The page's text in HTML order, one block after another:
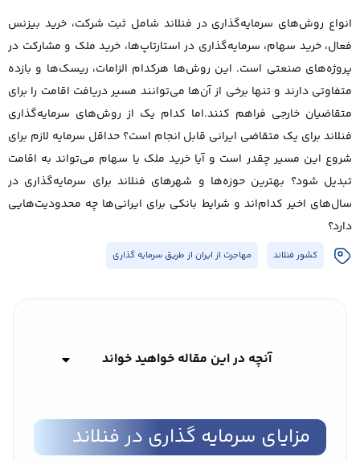
انواع روش‌های سرمایه‌گذاری در فنلاند شامل ثبت شرکت، خرید بیزنس
فعال، خرید سهام، سرمایه‌گذاری در استارتاپ‌ها، خرید ملک و مشارکت در
پروژه‌های صنعتی است. این روش‌ها هرکدام الزامات، ریسک‌ها و بازده
متفاوتی دارند و تنها برخی از آن‌ها می‌توانند مسیر دریافت اقامت را برای
متقاضیان خارجی فراهم کنند.اما کدام یک از روش‌های سرمایه‌گذاری
فنلاند برای یک متقاضی ایرانی قابل انجام است؟ حداقل سرمایه لازم برای
شروع این مسیر چقدر است و آیا خرید ملک یا سهام می‌تواند به اقامت
تبدیل شود؟ بهترین حوزه‌ها و شهرهای فنلاند برای سرمایه‌گذاری در
سال‌های اخیر کدام‌اند و شرایط بانکی برای ایرانی‌ها چه محدودیت‌هایی
دارد؟
کشور فنلاند مهاجرت از ایران از طریق سرمایه گذاری
آنچه در این مقاله خواهید خواند
مزایای سرمایه گذاری در فنلاند